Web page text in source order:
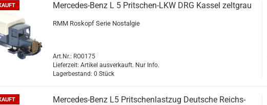
Mercedes-​​Benz L 5 Pritschen-​​LKW DRG Kas­sel zelt­grau
RMM Ro­skopf Serie Nost­al­gie
Art.Nr.: RO0175
Lieferzeit: Artikel ausverkauft. Nur Info.
Lagerbestand: 0 Stück
Mercedes-​​Benz L5 Prit­schen­last­zug Deut­sche Reichs­